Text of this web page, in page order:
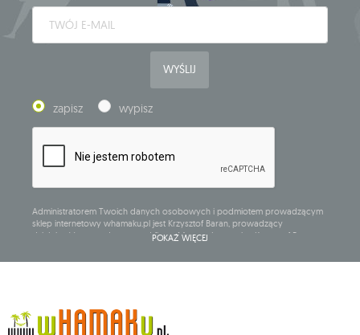
WYŚLIJ
zapisz wypisz
Administratorem Twoich danych osobowych i podmiotem prowadzącym
sklep internetowy whamaku.pl jest Krzysztof Baran, prowadzący
działalność gospodarczą pod firmą: Mouton Interactive Krzysztof Baran
adres głównego miejsca wykonywania działalności w Siedlcach, ul.
Dane będą przetwarzane w celu wysyłki newslettera i przechowywane do
chwili rezygnacji z subskrypcji.
POKAŻ WIĘCEJ